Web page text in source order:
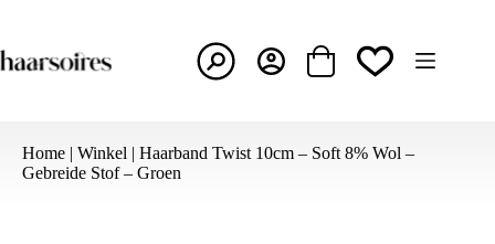
de
inhoud
Winkelwagen
Home | Winkel | Haarband Twist 10cm – Soft 8% Wol –
Gebreide Stof – Groen